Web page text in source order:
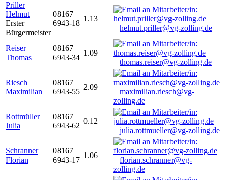
Priller
Helmut
Erster
Bürgermeister
08167
6943-18
1.13
helmut.priller@vg-zolling.de
Reiser
Thomas
08167
6943-34
1.09
thomas.reiser@vg-zolling.de
Riesch
Maximilian
08167
6943-55
2.09
maximilian.riesch@vg-
zolling.de
Rottmüller
Julia
08167
6943-62
0.12
julia.rottmueller@vg-zolling.de
Schranner
Florian
08167
6943-17
1.06
florian.schranner@vg-
zolling.de